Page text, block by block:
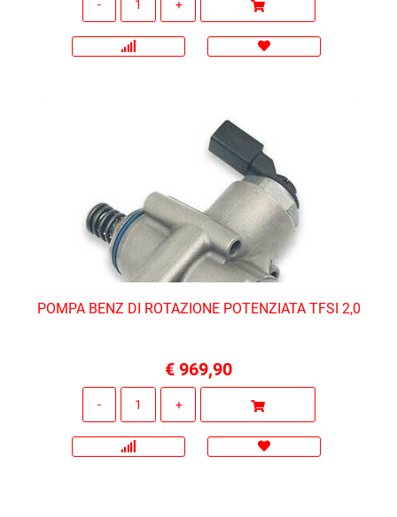
POMPA BENZ DI ROTAZIONE POTENZIATA TFSI 2,0
€ 969,90